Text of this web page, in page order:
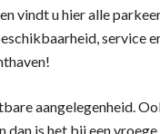
vindt u hier alle
service
aangelegenheid.
is het bij een